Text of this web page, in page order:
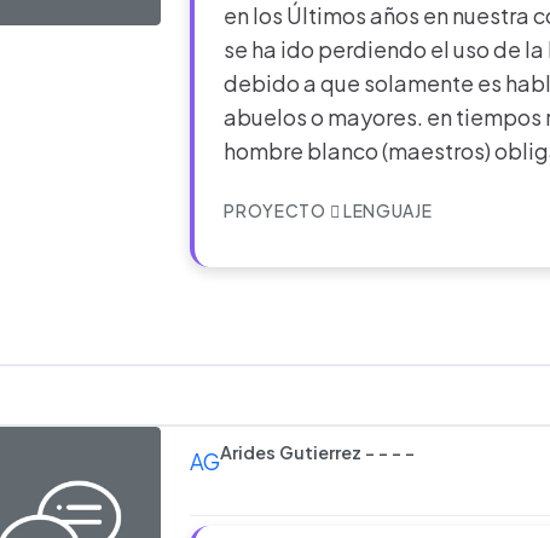
en los Últimos años en nuestra
se ha ido perdiendo el uso de
debido a que solamente es
abuelos o mayores. en tiempos
hombre blanco (maestros)
PROYECTO LENGUAJE
AGArides Gutierrez - - - -